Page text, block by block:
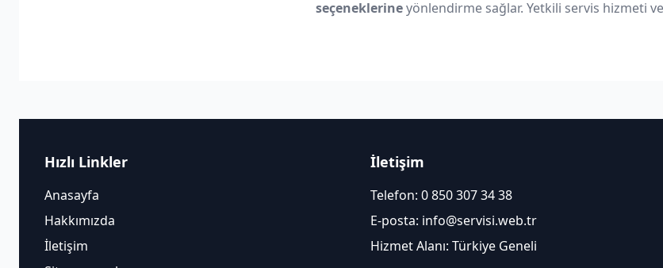
seçeneklerineyönlendirme sağlar. Yetkili servis hizmeti
Hızlı Linkler
Anasayfa
Hakkımızda
İletişim
İletişim
Telefon: 0 850 307 34 38
E-posta: info@servisi.web.tr
Hizmet Alanı: Türkiye Geneli